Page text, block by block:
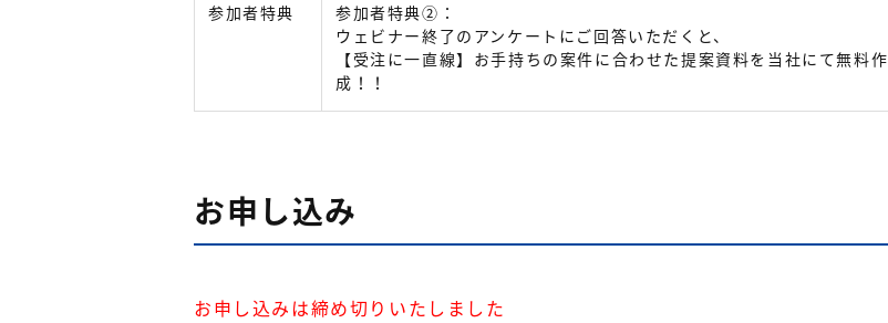
参加者特典
参加者特典②：
ウェビナー終了のアンケートにご回答いただくと、
【受注に一直線】お手持ちの案件に合わせた提案資料を当社にて無料作
成！！
お申し込み
お申し込みは締め切りいたしました